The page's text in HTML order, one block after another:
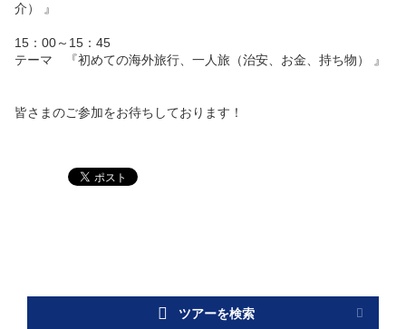
介） 』
15：00～15：45
テーマ 『初めての海外旅行、一人旅（治安、お金、持ち物） 』
皆さまのご参加をお待ちしております！
ツアーを検索